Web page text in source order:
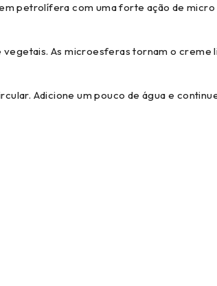
petrolífera com uma forte ação de
As microesferas tornam o
Adicione um pouco de água e